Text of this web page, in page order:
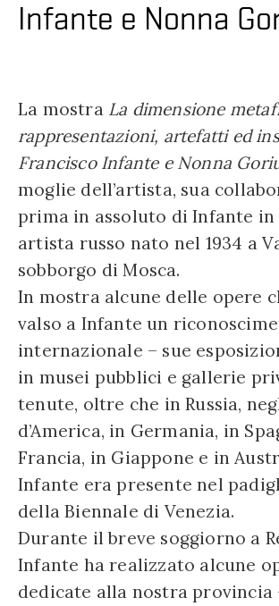
Infante e Nonna
La mostra La dimensione
rappresentazioni, artefatti ed
Francisco Infante e Nonna
moglie dell’artista, sua
prima in assoluto di Infante in
artista russo nato nel 1934 a
sobborgo di Mosca.
In mostra alcune delle opere
valso a Infante un
internazionale – sue
in musei pubblici e gallerie
tenute, oltre che in Russia,
d’America, in Germania, in
Francia, in Giappone e in
Infante era presente nel
della Biennale di Venezia.
Durante il breve soggiorno a
Infante ha realizzato alcune
dedicate alla nostra provincia